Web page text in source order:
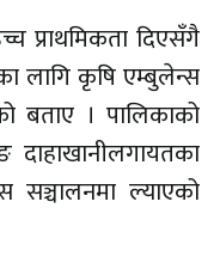
प्राथमिकता दिएसँगै
लागि कृषि एम्बुलेन्स
बताए । पालिकाको
दाहाखानीलगायतका
सञ्चालनमा ल्याएको